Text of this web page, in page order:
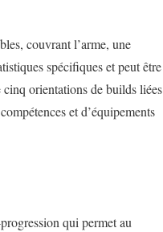
couvrant l’arme, une
spécifiques et peut être
cinq orientations de buildsliées
et d’équipements
qui permet au